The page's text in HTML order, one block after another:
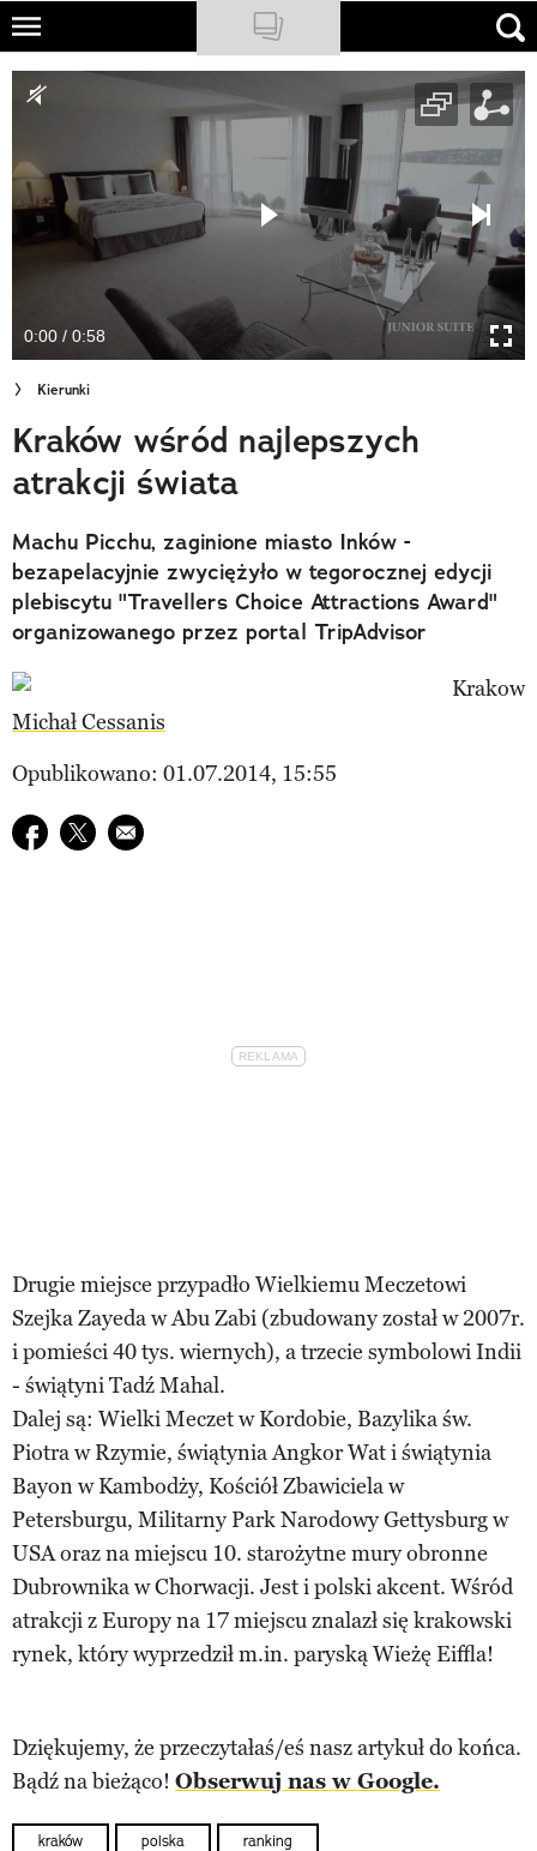
Skip
main
NATIONAL GEOGRAPHIC
PODCASTY
Sklep
Cuda Polski
Wielki Konkurs Fotograficzny
Trendbook Podróżniczy
Polecane
0:00 / 0:58
Kierunki
Kraków wśród najlepszych
atrakcji świata
Machu Picchu, zaginione miasto Inków -
bezapelacyjnie zwyciężyło w tegorocznej edycji
plebiscytu "Travellers Choice Attractions Award"
organizowanego przez portal TripAdvisor
Michał Cessanis
Opublikowano: 01.07.2014, 15:55
Udostępnij na facebook
Udostępnij na twitter
E-mail do przyjaciela
Drugie miejsce przypadło Wielkiemu Meczetowi
Szejka Zayeda w Abu Zabi (zbudowany został w 2007r.
i pomieści 40 tys. wiernych), a trzecie symbolowi Indii
- świątyni Tadź Mahal.
Dalej są: Wielki Meczet w Kordobie, Bazylika św.
Piotra w Rzymie, świątynia Angkor Wat i świątynia
Bayon w Kambodży, Kościół Zbawiciela w
Petersburgu, Militarny Park Narodowy Gettysburg w
USA oraz na miejscu 10. starożytne mury obronne
Dubrownika w Chorwacji. Jest i polski akcent. Wśród
atrakcji z Europy na 17 miejscu znalazł się krakowski
rynek, który wyprzedził m.in. paryską Wieżę Eiffla!
Dziękujemy, że przeczytałaś/eś nasz artykuł do końca.
Bądź na bieżąco! Obserwuj nas w Google.
kraków polska ranking